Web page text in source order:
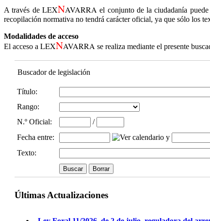
A través de LEXNAVARRA el conjunto de la ciudadanía
recopilación normativa no tendrá carácter oficial, ya que sólo los
Modalidades de acceso
El acceso a LEXNAVARRA se realiza mediante el presente
Buscador de legislación
Título:
Rango:
N.º Oficial:
/
Fecha entre:
y
Texto:
Últimas Actualizaciones